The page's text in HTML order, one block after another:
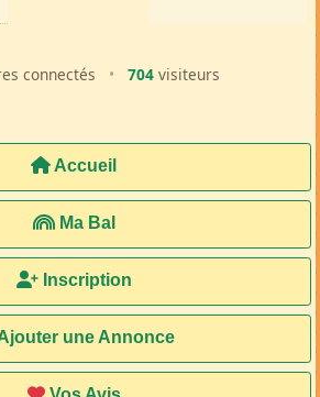
connectés • 704 visiteurs
Accueil
Ma Bal
Inscription
une Annonce